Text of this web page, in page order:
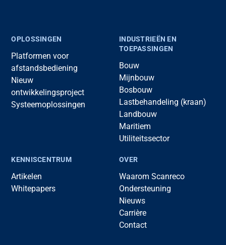
OPLOSSINGEN
Platformen voor
afstandsbediening
Nieuw
ontwikkelingsproject
Systeemoplossingen
INDUSTRIEËN EN
TOEPASSINGEN
Bouw
Mijnbouw
Bosbouw
Lastbehandeling (kraan)
Landbouw
Maritiem
Utiliteitssector
KENNISCENTRUM
Artikelen
Whitepapers
OVER
Waarom Scanreco
Ondersteuning
Nieuws
Carrière
Contact